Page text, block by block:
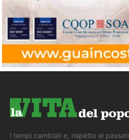
i tempi cambiati e, rispetto al